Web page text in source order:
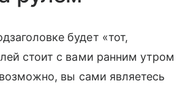
будет «тот,
стоит с вами ранним утром
вы сами являетесь